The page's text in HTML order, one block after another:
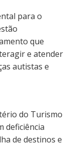
para o
que
e atender
autistas e
do Turismo
deficiência
de destinos e